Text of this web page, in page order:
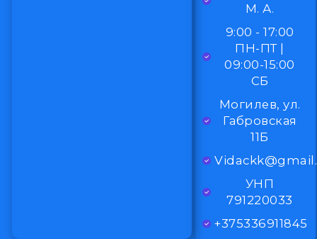
М. А.
9:00 - 17:00
ПН-ПТ |
09:00-15:00
СБ
Могилев, ул.
Габровская
11Б
УНП
791220033
+375336911845